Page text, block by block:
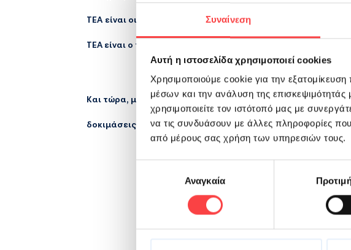
Συναίνεση
Αυτή η ιστοσελίδα χρησιμοποιεί cookies
Χρησιμοποιούμε cookie για την
μέσων και την ανάλυση της
χρησιμοποιείτε τον ιστότοπό μας με
να τις συνδυάσουν με άλλες πληροφορίες
από μέρους σας χρήση των υπηρεσιών τους.
συγκατάθεσηςΑναγκαία
TEA είναι οι δροσερές επιλογές που σε βάζουν instantly
TEA είναι ο πιο cool τρόπος να απολαμβάνεις τη στιγμή,
Και τώρα, με την προσφορά 1+1, η απόλαυση των ΒΙΚΟΣ
δοκιμάσεις όλες τις εκδοχές του ΒΙΚΟΣ COOL TEA, για να